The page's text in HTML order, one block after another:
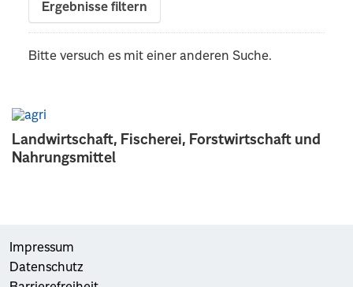
Landwirtschaft, Fischerei, Forstwirtschaft und
Nahrungsmittel
Ergebnisse filtern
Bitte versuch es mit einer anderen Suche.
Impressum
Datenschutz